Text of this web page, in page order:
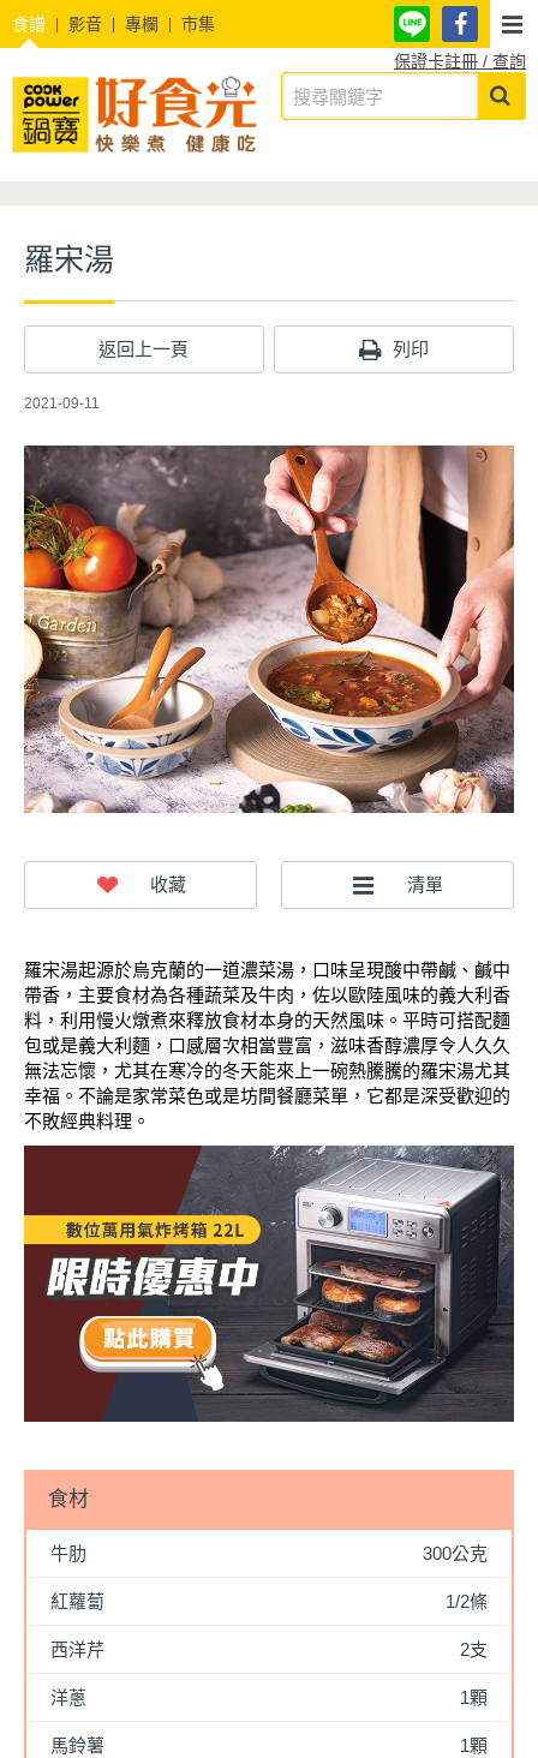
食譜 影音 專欄
市集
保證卡註冊 / 查詢
羅宋湯
返回上一頁 列印
2021-09-11
羅宋湯起源於烏克蘭的一道濃菜湯 ，口味呈現酸中帶鹹、鹹中
帶香，主要食材為各種蔬菜及牛肉 ，佐以歐陸風味的義大利香
料，利用慢火燉煮來釋放食材本身的天然風味。 平時可搭配麵
包或是義大利麵 ， 口感層次相當豐富 ，滋味香醇濃厚令人久久
無法忘懷，尤其在寒冷的冬天能來上一碗熱騰騰的羅宋湯尤其
幸福 。 不論是家常菜色或是坊間餐廳菜單，它都是深受歡迎的
不敗經典料理。
食材
牛肋 300公克
紅蘿蔔 1/2條
西洋芹 2支
洋蔥 1顆
馬鈴薯 1顆